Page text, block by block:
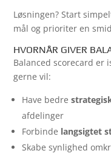
Løsningen? Start
mål og prioriter en
HVORNÅR GIVER
Balanced scorecard
gerne vil:
Have bedre
afdelinger
Forbinde langsigtet
Skabe synlighed